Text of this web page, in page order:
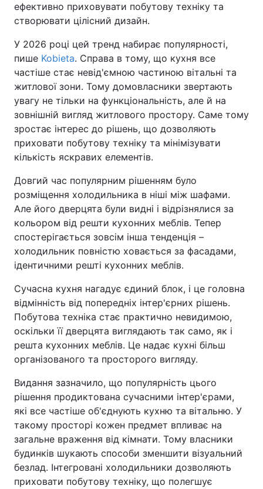
ефективно приховувати побутову техніку та
створювати цілісний дизайн.
У 2026 році цей тренд набирає популярності,
пише Kobieta. Справа в тому, що кухня все
частіше стає невід'ємною частиною вітальні та
житлової зони. Тому домовласники звертають
увагу не тільки на функціональність, але й на
зовнішній вигляд житлового простору. Саме тому
зростає інтерес до рішень, що дозволяють
приховати побутову техніку та мінімізувати
кількість яскравих елементів.
Довгий час популярним рішенням було
розміщення холодильника в ніші між шафами.
Але його дверцята були видні і відрізнялися за
кольором від решти кухонних меблів. Тепер
спостерігається зовсім інша тенденція –
холодильник повністю ховається за фасадами,
ідентичними решті кухонних меблів.
Сучасна кухня нагадує єдиний блок, і це головна
відмінність від попередніх інтер'єрних рішень.
Побутова техніка стає практично невидимою,
оскільки її дверцята виглядають так само, як і
решта кухонних меблів. Це надає кухні більш
організованого та просторого вигляду.
Видання зазначило, що популярність цього
рішення продиктована сучасними інтер'єрами,
які все частіше об'єднують кухню та вітальню. У
такому просторі кожен предмет впливає на
загальне враження від кімнати. Тому власники
будинків шукають способи зменшити візуальний
безлад. Інтегровані холодильники дозволяють
приховати побутову техніку, що полегшує